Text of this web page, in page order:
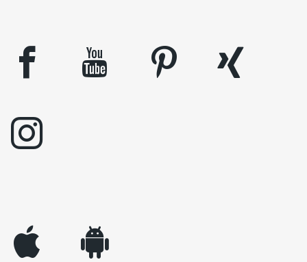
facebook youtube pinterest
xing
instagram
appleinc android